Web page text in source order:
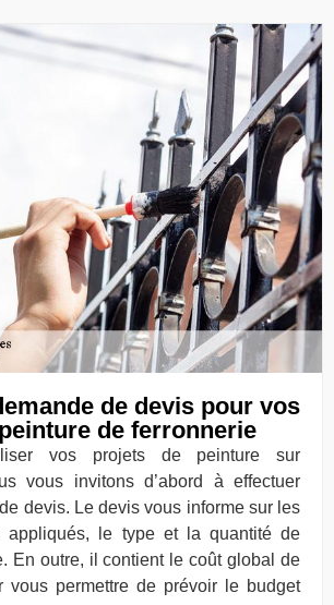
de devis pour vos
de ferronnerie
vos projets de peinture sur
vous invitons d’abord à effectuer
devis. Le devis vous informe sur les
appliqués, le type et la quantité de
En outre, il contient le coût global de
vous permettre de prévoir le budget